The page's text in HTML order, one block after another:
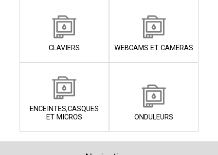
CLAVIERS WEBCAMS ET CAMERAS
ENCEINTES,CASQUES
ET MICROS
ONDULEURS